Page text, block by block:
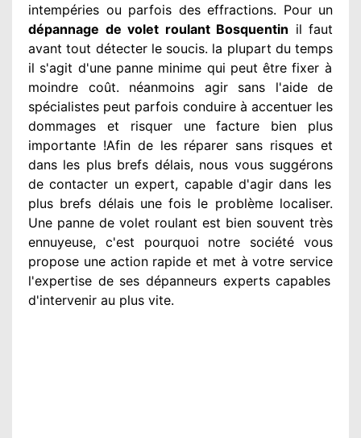
intempéries ou parfois des effractions. Pour un
dépannage de volet roulant Bosquentin il faut
avant tout détecterle soucis. la plupart du temps
il s'agit d'une panne minime qui peut être fixer à
moindre coût. néanmoins agirsans l'aide de
spécialistes peut parfois conduire à accentuerles
dommages et risquer une facture bien plus
importante !Afin de les réparer sans risques et
dans les plus brefs délais, nous vous suggérons
de contacter un expert, capable d'agirdans les
plus brefs délais une fois le problèmelocaliser.
Une panne de volet roulant est bien souvent très
ennuyeuse, c'est pourquoi notre société vous
propose une actionrapide et met à votre service
l'expertise de ses dépanneurs expertscapables
d'intervenir au plus vite.